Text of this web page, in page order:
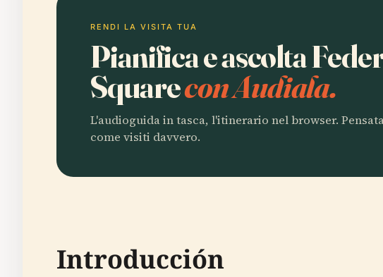
RENDI LA VISITA TUA
Pianifica e ascolta
Squarecon Audiala.
L'audioguida in tasca, l'itinerario nel browser.
come visiti davvero.
Introducción